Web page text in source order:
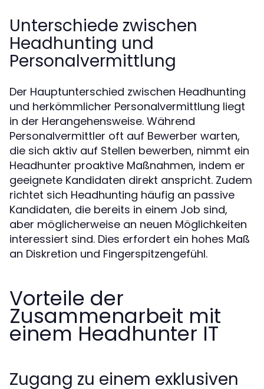
Unterschiede zwischen
Headhunting und
Personalvermittlung
Der Hauptunterschied zwischen Headhunting
und herkömmlicher Personalvermittlung liegt
in der Herangehensweise. Während
Personalvermittler oft auf Bewerber warten,
die sich aktiv auf Stellen bewerben, nimmt ein
Headhunter proaktive Maßnahmen, indem er
geeignete Kandidaten direkt anspricht. Zudem
richtet sich Headhunting häufig an passive
Kandidaten, die bereits in einem Job sind,
aber möglicherweise an neuen Möglichkeiten
interessiert sind. Dies erfordert ein hohes Maß
an Diskretion und Fingerspitzengefühl.
Vorteile der
Zusammenarbeit mit
einem Headhunter IT
Zugang zu einem exklusiven